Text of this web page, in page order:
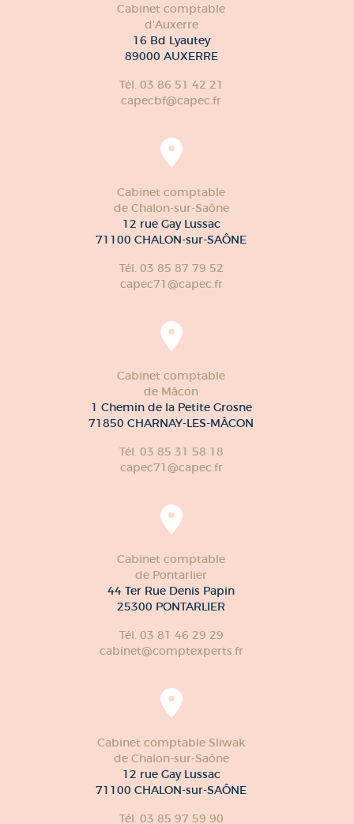
Cabinet comptable
d'Auxerre
16 Bd Lyautey
89000 AUXERRE
Tél. 03 86 51 42 21
capecbf@capec.fr
Cabinet comptable
de Chalon-sur-Saône
12 rue Gay Lussac
71100 CHALON-sur-SAÔNE
Tél. 03 85 87 79 52
capec71@capec.fr
Cabinet comptable
de Mâcon
1 Chemin de la Petite Grosne
71850 CHARNAY-LES-MÂCON
Tél. 03 85 31 58 18
capec71@capec.fr
Cabinet comptable
de Pontarlier
44 Ter Rue Denis Papin
25300 PONTARLIER
Tél. 03 81 46 29 29
cabinet@comptexperts.fr
Cabinet comptable Sliwak
de Chalon-sur-Saône
12 rue Gay Lussac
71100 CHALON-sur-SAÔNE
Tél. 03 85 97 59 90